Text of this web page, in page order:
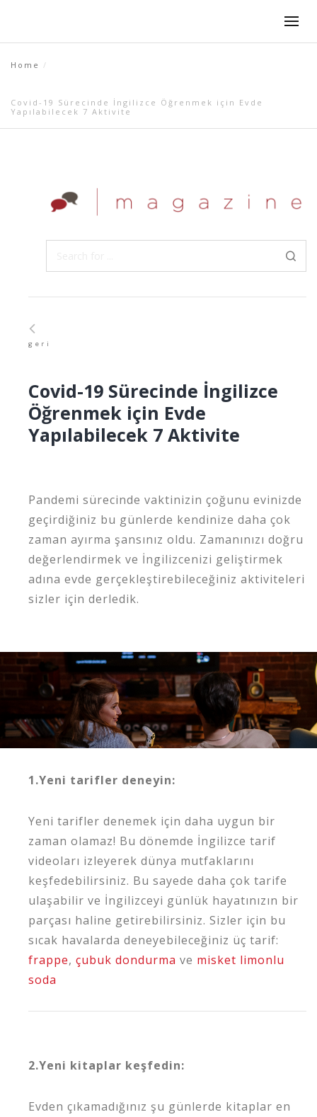
Home
Covid-19 Sürecinde İngilizce Öğrenmek için Evde
Yapılabilecek 7 Aktivite
geri
Covid-19 Sürecinde İngilizce
Öğrenmek için Evde
Yapılabilecek 7 Aktivite
Pandemi sürecinde vaktinizin çoğunu evinizde
geçirdiğiniz bu günlerde kendinize daha çok
zaman ayırma şansınız oldu. Zamanınızı doğru
değerlendirmek ve İngilizcenizi geliştirmek
adına evde gerçekleştirebileceğiniz aktiviteleri
sizler için derledik.
1.Yeni tarifler deneyin:
Yeni tarifler denemek için daha uygun bir
zaman olamaz! Bu dönemde İngilizce tarif
videoları izleyerek dünya mutfaklarını
keşfedebilirsiniz. Bu sayede daha çok tarife
ulaşabilir ve İngilizceyi günlük hayatınızın bir
parçası haline getirebilirsiniz. Sizler için bu
sıcak havalarda deneyebileceğiniz üç tarif:
frappe, çubuk dondurma ve misket limonlu
soda
2.Yeni kitaplar keşfedin:
Evden çıkamadığınız şu günlerde kitaplar en